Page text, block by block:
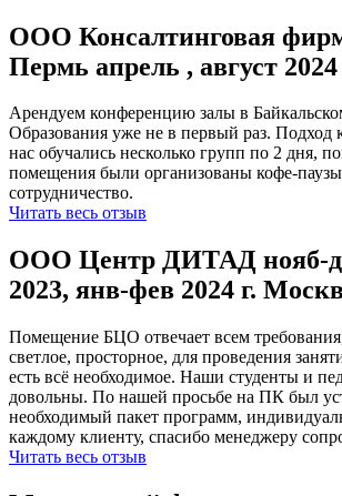
ООО Консалтинговая
Пермь апрель , август
Арендуем конференцию залы в
Образования уже не в первый раз. Подход
нас обучались несколько групп по 2 дня,
помещения были организованы кофе-
сотрудничество.
Читать весь отзыв
ООО Центр ДИТАД нояб-
2023, янв-фев 2024 г.
Помещение БЦО отвечает всем
светлое, просторное, для проведения
есть всё необходимое. Наши студенты и
довольны. По нашей просьбе на ПК был
необходимый пакет программ,
каждому клиенту, спасибо менеджеру
Читать весь отзыв